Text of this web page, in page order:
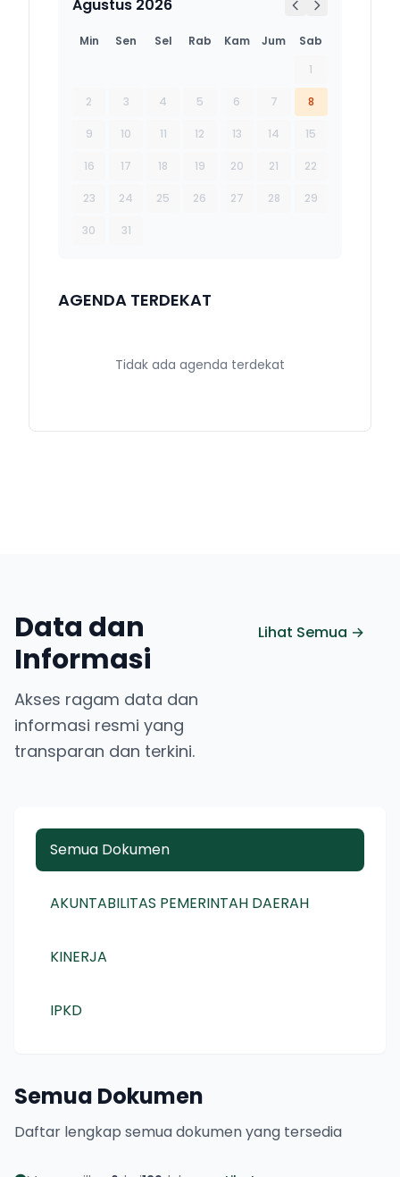
Agustus 2026
Min Sen Sel Rab Kam Jum
Sab
1
2 3 4 5 6 7 8
9 10 11 12 13 14 15
16 17 18 19 20 21 22
23 24 25 26 27 28 29
30 31
AGENDA TERDEKAT
Tidak ada agenda terdekat
Data dan
Informasi
Akses ragam data dan
informasi resmi yang
transparan dan terkini.
Lihat Semua →
Semua Dokumen
AKUNTABILITAS PEMERINTAH DAERAH
KINERJA
IPKD
Semua Dokumen
Daftar lengkap semua dokumen yang tersedia